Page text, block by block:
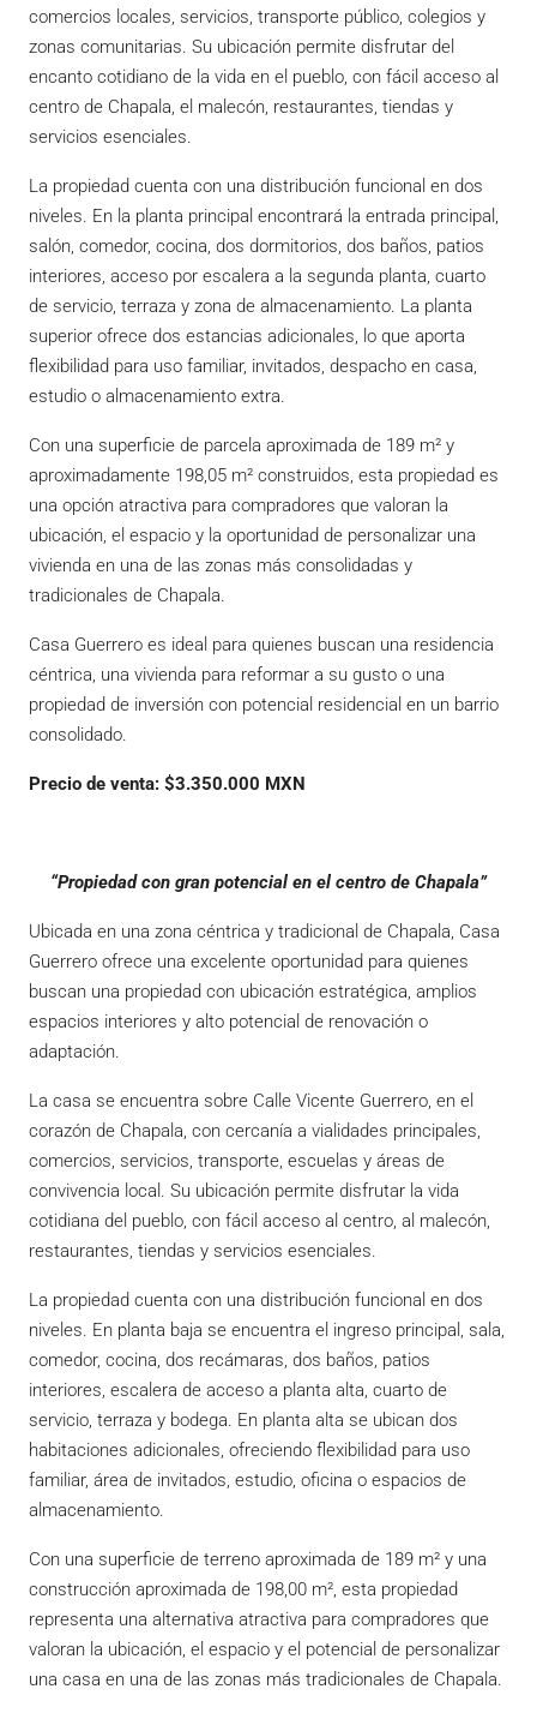
comercios locales, servicios, transporte público, colegios y
zonas comunitarias. Su ubicación permite disfrutar del
encanto cotidiano de la vida en el pueblo, con fácil acceso al
centro de Chapala, el malecón, restaurantes, tiendas y
servicios esenciales.
La propiedad cuenta con una distribución funcional en dos
niveles. En la planta principal encontrará la entrada principal,
salón, comedor, cocina, dos dormitorios, dos baños, patios
interiores, acceso por escalera a la segunda planta, cuarto
de servicio, terraza y zona de almacenamiento. La planta
superior ofrece dos estancias adicionales, lo que aporta
flexibilidad para uso familiar, invitados, despacho en casa,
estudio o almacenamiento extra.
Con una superficie de parcela aproximada de 189 m² y
aproximadamente 198,05 m² construidos, esta propiedad es
una opción atractiva para compradores que valoran la
ubicación, el espacio y la oportunidad de personalizar una
vivienda en una de las zonas más consolidadas y
tradicionales de Chapala.
Casa Guerrero es ideal para quienes buscan una residencia
céntrica, una vivienda para reformar a su gusto o una
propiedad de inversión con potencial residencial en un barrio
consolidado.
Precio de venta: $3.350.000 MXN
“Propiedad con gran potencial en el centro de Chapala”
Ubicada en una zona céntrica y tradicional de Chapala, Casa
Guerrero ofrece una excelente oportunidad para quienes
buscan una propiedad con ubicación estratégica, amplios
espacios interiores y alto potencial de renovación o
adaptación.
La casa se encuentra sobre Calle Vicente Guerrero, en el
corazón de Chapala, con cercanía a vialidades principales,
comercios, servicios, transporte, escuelas y áreas de
convivencia local. Su ubicación permite disfrutar la vida
cotidiana del pueblo, con fácil acceso al centro, al malecón,
restaurantes, tiendas y servicios esenciales.
La propiedad cuenta con una distribución funcional en dos
niveles. En planta baja se encuentra el ingreso principal, sala,
comedor, cocina, dos recámaras, dos baños, patios
interiores, escalera de acceso a planta alta, cuarto de
servicio, terraza y bodega. En planta alta se ubican dos
habitaciones adicionales, ofreciendo flexibilidad para uso
familiar, área de invitados, estudio, oficina o espacios de
almacenamiento.
Con una superficie de terreno aproximada de 189 m² y una
construcción aproximada de 198,00 m², esta propiedad
representa una alternativa atractiva para compradores que
valoran la ubicación, el espacio y el potencial de personalizar
una casa en una de las zonas más tradicionales de Chapala.